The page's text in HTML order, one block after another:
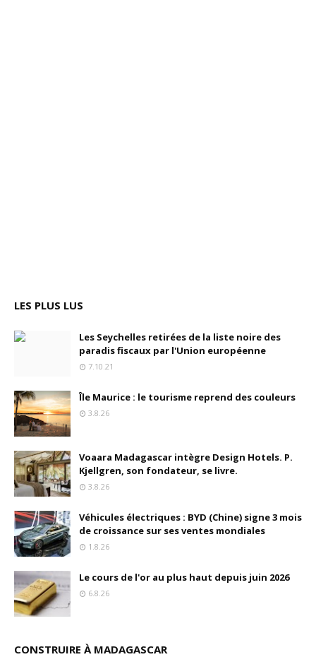
LES PLUS LUS
Les Seychelles retirées de la liste noire des
paradis fiscaux par l'Union européenne
7.10.21
Île Maurice : le tourisme reprend des couleurs
3.8.26
Voaara Madagascar intègre Design Hotels. P.
Kjellgren, son fondateur, se livre.
3.8.26
Véhicules électriques : BYD (Chine) signe 3 mois
de croissance sur ses ventes mondiales
1.8.26
Le cours de l'or au plus haut depuis juin 2026
6.8.26
CONSTRUIRE À MADAGASCAR